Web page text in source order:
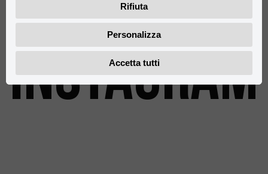
@rieju_oficial
INSTAGRAM
Rifiuta
Personalizza
Accetta tutti